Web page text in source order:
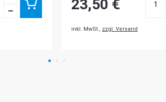
23,50 €
inkl. MwSt., zzgl. Versand